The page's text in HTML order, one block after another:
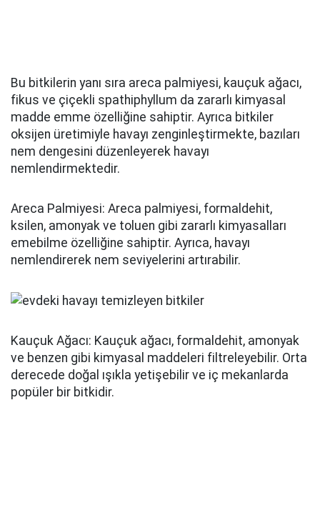
Bu bitkilerin yanı sıra areca palmiyesi, kauçuk ağacı,
fikus ve çiçekli spathiphyllum da zararlı kimyasal
madde emme özelliğine sahiptir. Ayrıca bitkiler
oksijen üretimiyle havayı zenginleştirmekte, bazıları
nem dengesini düzenleyerek havayı
nemlendirmektedir.
Areca Palmiyesi: Areca palmiyesi, formaldehit,
ksilen, amonyak ve toluen gibi zararlı kimyasalları
emebilme özelliğine sahiptir. Ayrıca, havayı
nemlendirerek nem seviyelerini artırabilir.
Kauçuk Ağacı: Kauçuk ağacı, formaldehit, amonyak
ve benzen gibi kimyasal maddeleri filtreleyebilir. Orta
derecede doğal ışıkla yetişebilir ve iç mekanlarda
popüler bir bitkidir.